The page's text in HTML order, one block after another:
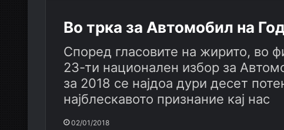
Во трка за Автомобил на
Според гласовите на жирито, во
23-ти национален избор за
за 2018 се најдоа дури десет
најблескавото признание кај нас
02/01/2018